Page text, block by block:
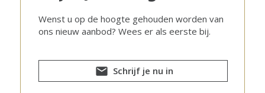
Wenst u op de hoogte gehouden worden van
ons nieuw aanbod? Wees er als eerste bij.
Schrijf je nu in